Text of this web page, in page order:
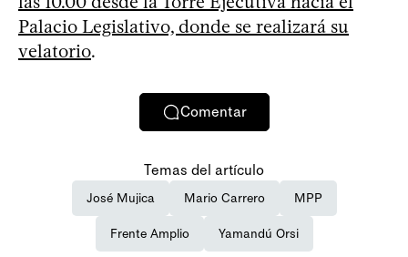
Palacio Legislativo, donde se realizará su
velatorio.
Comentar
Temas del artículo
José Mujica Mario Carrero MPP
Frente Amplio Yamandú Orsi